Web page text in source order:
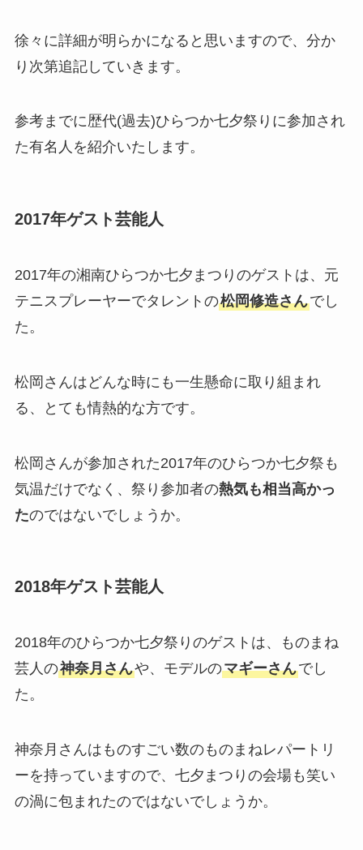
徐々に詳細が明らかになると思いますので、分か
り次第追記していきます。
参考までに歴代(過去)ひらつか七夕祭りに参加され
た有名人を紹介いたします。
2017年ゲスト芸能人
2017年の湘南ひらつか七夕まつりのゲストは、元
テニスプレーヤーでタレントの松岡修造さんでし
た。
松岡さんはどんな時にも一生懸命に取り組まれ
る、とても情熱的な方です。
松岡さんが参加された2017年のひらつか七夕祭も
気温だけでなく、祭り参加者の熱気も相当高かっ
たのではないでしょうか。
2018年ゲスト芸能人
2018年のひらつか七夕祭りのゲストは、ものまね
芸人の神奈月さんや、モデルのマギーさんでし
た。
神奈月さんはものすごい数のものまねレパートリ
ーを持っていますので、七夕まつりの会場も笑い
の渦に包まれたのではないでしょうか。